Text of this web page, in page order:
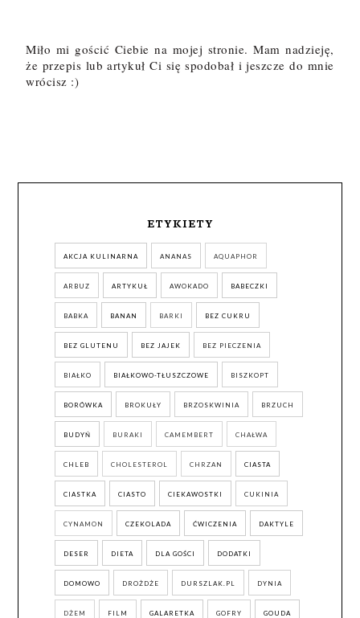
Miło mi gościć Ciebie na mojej stronie. Mam nadzieję,
że przepis lub artykuł Ci się spodobał i jeszcze do mnie
wrócisz :)
ETYKIETY
AKCJA KULINARNA ANANAS AQUAPHOR
ARBUZ ARTYKUŁ AWOKADO BABECZKI
BABKA BANAN BARKI BEZ CUKRU
BEZ GLUTENU BEZ JAJEK BEZ PIECZENIA
BIAŁKO BIAŁKOWO-TŁUSZCZOWE BISZKOPT
BORÓWKA BROKUŁY BRZOSKWINIA BRZUCH
BUDYŃ BURAKI CAMEMBERT CHAŁWA
CHLEB CHOLESTEROL CHRZAN CIASTA
CIASTKA CIASTO CIEKAWOSTKI CUKINIA
CYNAMON CZEKOLADA ĆWICZENIA DAKTYLE
DESER DIETA DLA GOŚCI DODATKI
DOMOWO DROŻDŻE DURSZLAK.PL DYNIA
DŻEM FILM GALARETKA GOFRY GOUDA